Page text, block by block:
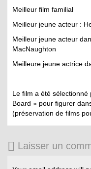
Meilleur film familial
Meilleur jeune acteur :
Meilleur jeune acteur
MacNaughton
Meilleure jeune actrice
Le film a été
Board » pour figurer
(préservation de films
Laisser un